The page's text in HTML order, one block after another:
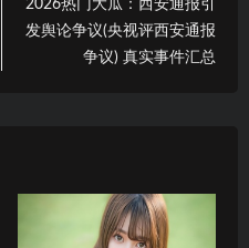
2026热门大瓜：西安通报引
发舆论争议(央视评西安通报
争议) 真实事件汇总